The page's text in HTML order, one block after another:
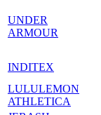
UNDER
ARMOUR
INDITEX
LULULEMON
ATHLETICA